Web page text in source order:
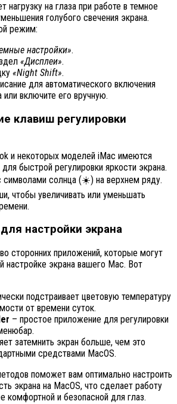
нагрузку на глаза при работе в темное
голубого свечения экрана.
режим:
настройки».
«Дисплеи».
«Night Shift».
для автоматического включения
включите его вручную.
клавиш регулировки
и некоторых моделей iMac имеются
быстрой регулировки яркости экрана.
символами солнца (☀️) на верхнем ряду.
чтобы увеличивать или уменьшать
настройки экрана
сторонних приложений, которые могут
настройке экрана вашего Mac. Вот
подстраивает цветовую температуру
от времени суток.
– простое приложение для регулировки
затемнить экран больше, чем это
средствами MacOS.
поможет вам оптимально настроить
экрана на MacOS, что сделает работу
комфортной и безопасной для глаз.